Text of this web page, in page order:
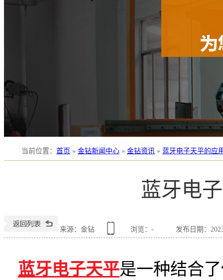
当前位置 ： 首页 » 金钻新闻中心 » 金钻资讯 » 蓝牙电子天平的应
蓝牙电
来源：金钻 浏览： - 发布日期：
蓝牙电子天平是一种结合